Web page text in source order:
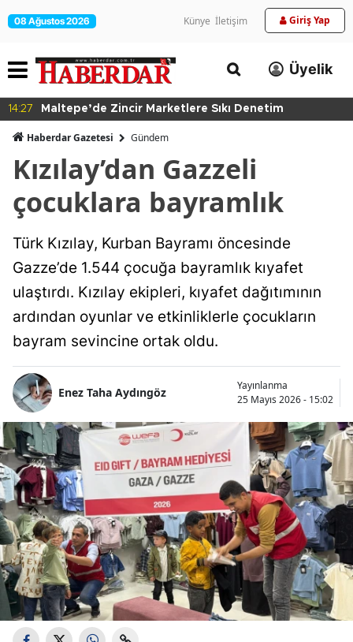
08 Ağustos 2026 Künye İletişim Giriş Yap
Üyelik
14:27 Maltepe’de Zincir Marketlere Sıkı Denetim
Haberdar Gazetesi Gündem
Kızılay’dan Gazzeli
çocuklara bayramlık
Türk Kızılay, Kurban Bayramı öncesinde
Gazze’de 1.544 çocuğa bayramlık kıyafet
ulaştırdı. Kızılay ekipleri, kıyafet dağıtımının
ardından oyunlar ve etkinliklerle çocukların
bayram sevincine ortak oldu.
Enez Taha Aydıngöz
Yayınlanma
25 Mayıs 2026 - 15:02